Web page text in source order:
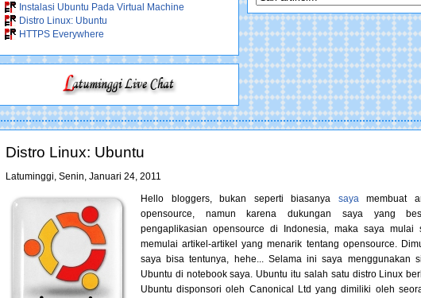
Instalasi Ubuntu Pada Virtual Machine
Distro Linux: Ubuntu
HTTPS Everywhere
Distro Linux: Ubuntu
Latuminggi, Senin, Januari 24, 2011
Hello bloggers, bukan seperti biasanya sayamembuat
opensource, namun karena dukungan saya yang
pengaplikasian opensource di Indonesia, maka saya mulai
memulai artikel-artikel yang menarik tentang opensource.
saya bisa tentunya, hehe... Selama ini saya menggunakan
Ubuntu di notebook saya. Ubuntu itu salah satu distro Linux
Ubuntu disponsori oleh Canonical Ltd yang dimiliki oleh